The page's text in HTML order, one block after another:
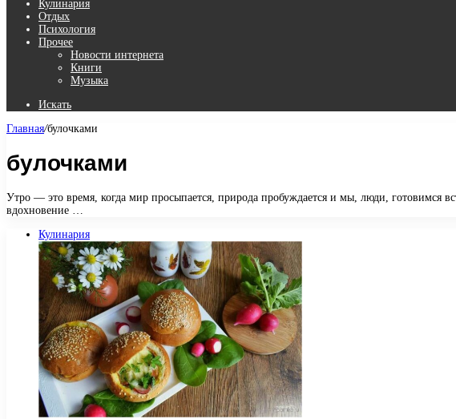
Кулинария
Отдых
Психология
Прочее
Новости интернета
Книги
Музыка
Искать
Главная/булочками
булочками
Утро — это время, когда мир просыпается, природа пробуждается и мы, люди, готовимся
вдохновение …
Кулинария